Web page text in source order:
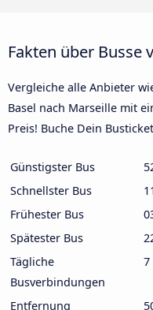
Fakten über Busse
Vergleiche alle Anbieter
Basel nach Marseille mit
Preis! Buche Dein
Günstigster Bus
Schnellster Bus
Frühester Bus
Spätester Bus
Tägliche
Busverbindungen
Entfernung